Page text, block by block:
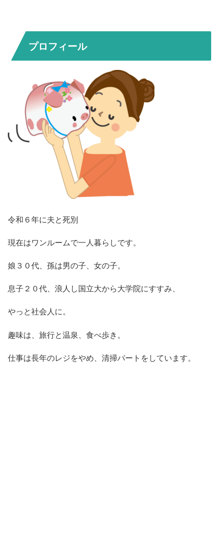
プロフィール
令和６年に夫と死別
現在はワンルームで一人暮らしです。
娘３０代、孫は男の子、女の子。
息子２０代、浪人し国立大から大学院にすすみ、
やっと社会人に。
趣味は、旅行と温泉、食べ歩き。
仕事は長年のレジをやめ、清掃パートをしています。